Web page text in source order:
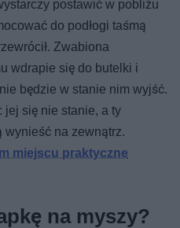
postawić w pobliżu
do podłogi taśmą
Zwabiona
wdrapie się do butelki i
będzie w stanie nim wyjść.
jej się nie stanie, a ty
wynieść na zewnątrz.
miejscu praktyczne
na myszy?